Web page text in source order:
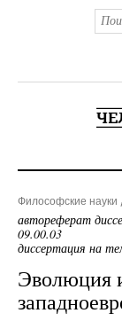
Философские науки
автореферат
09.00.03
диссертация на
Эволюция